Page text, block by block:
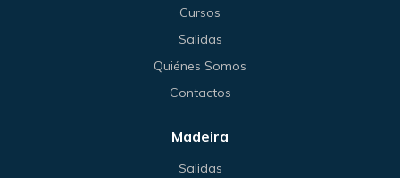
Cursos
Salidas
Quiénes Somos
Contactos
Madeira
Salidas